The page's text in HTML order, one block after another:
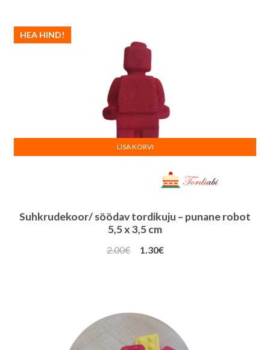
Suhkrudekoor/ söödav tordikuju – punane robot
5,5 x 3,5 cm
HEA HIND!
2.00€
Algne
1.30€Praegune
LISA KORVI